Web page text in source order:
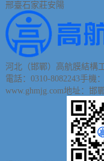
邢臺石家莊安陽
河北（邯鄲）高航膜結構
電話：0310-8082243手機
www.ghmjg.com地址：邯